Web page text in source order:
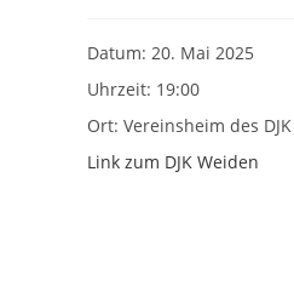
Datum: 20. Mai 2025
Uhrzeit: 19:00
Ort: Vereinsheim des
Link zum DJK Weiden